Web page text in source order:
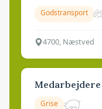
Godstransport
4700, Næstved
Grise